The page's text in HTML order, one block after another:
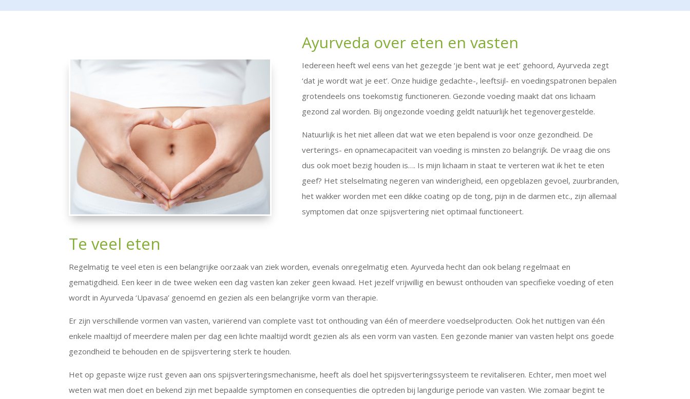
Ayurveda over eten en vasten
Iedereen heeft wel eens van het gezegde ‘je bent wat je eet’ gehoord, Ayurveda zegt
‘dat je wordt wat je eet’. Onze huidige gedachte-, leeftsijl- en voedingspatronen bepalen
grotendeels ons toekomstig functioneren. Gezonde voeding maakt dat ons lichaam
gezond zal worden. Bij ongezonde voeding geldt natuurlijk het tegenovergestelde.
Natuurlijk is het niet alleen dat wat we eten bepalend is voor onze gezondheid. De
verterings- en opnamecapaciteit van voeding is minsten zo belangrijk. De vraag die ons
dus ook moet bezig houden is…. Is mijn lichaam in staat te verteren wat ik het te eten
geef? Het stelselmating negeren van winderigheid, een opgeblazen gevoel, zuurbranden,
het wakker worden met een dikke coating op de tong, pijn in de darmen etc., zijn allemaal
symptomen dat onze spijsvertering niet optimaal functioneert.
Te veel eten
Regelmatig te veel eten is een belangrijke oorzaak van ziek worden, evenals onregelmatig eten. Ayurveda hecht dan ook belang regelmaat en
gematigdheid. Een keer in de twee weken een dag vasten kan zeker geen kwaad. Het jezelf vrijwillig en bewust onthouden van specifieke voeding of eten
wordt in Ayurveda ‘Upavasa’ genoemd en gezien als een belangrijke vorm van therapie.
Er zijn verschillende vormen van vasten, variërend van complete vast tot onthouding van één of meerdere voedselproducten.Ook het nuttigen van één
enkele maaltijd of meerdere malen per dag een lichte maaltijd wordt gezien als als een vorm van vasten. Een gezonde manier van vasten helpt ons goede
gezondheid te behouden en de spijsvertering sterk te houden.
Het op gepaste wijze rust geven aan ons spijsverteringsmechanisme, heeft als doel het spijsverteringssysteem te revitaliseren. Echter, men moet wel
weten wat men doet en bekend zijn met bepaalde symptomen en consequenties die optreden bij langdurige periode van vasten. Wie zomaar begint te